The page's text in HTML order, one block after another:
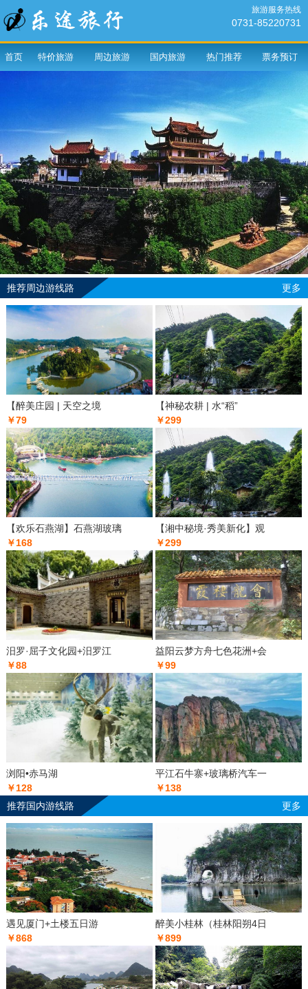
旅游服务热线
0731-85220731
首页 特价旅游 周边旅游 国内旅游 热门推荐 票务预订
推荐周边游线路 更多
【醉美庄园 | 天空之境
￥79
【神秘农耕 | 水“稻”
￥299
【欢乐石燕湖】石燕湖玻璃
￥168
【湘中秘境·秀美新化】观
￥299
汨罗·屈子文化园+汨罗江
￥88
益阳云梦方舟七色花洲+会
￥99
浏阳•赤马湖
￥128
平江石牛寨+玻璃桥汽车一
￥138
推荐国内游线路
更多
遇见厦门+土楼五日游
￥868
醉美小桂林（桂林阳朔4日
￥899